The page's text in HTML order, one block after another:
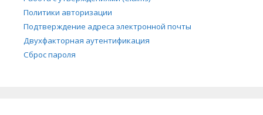
Политики авторизации
Подтверждение адреса электронной почты
Двухфакторная аутентификация
Сброс пароля